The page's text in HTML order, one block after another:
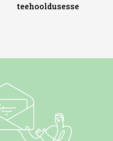
teehooldusesse